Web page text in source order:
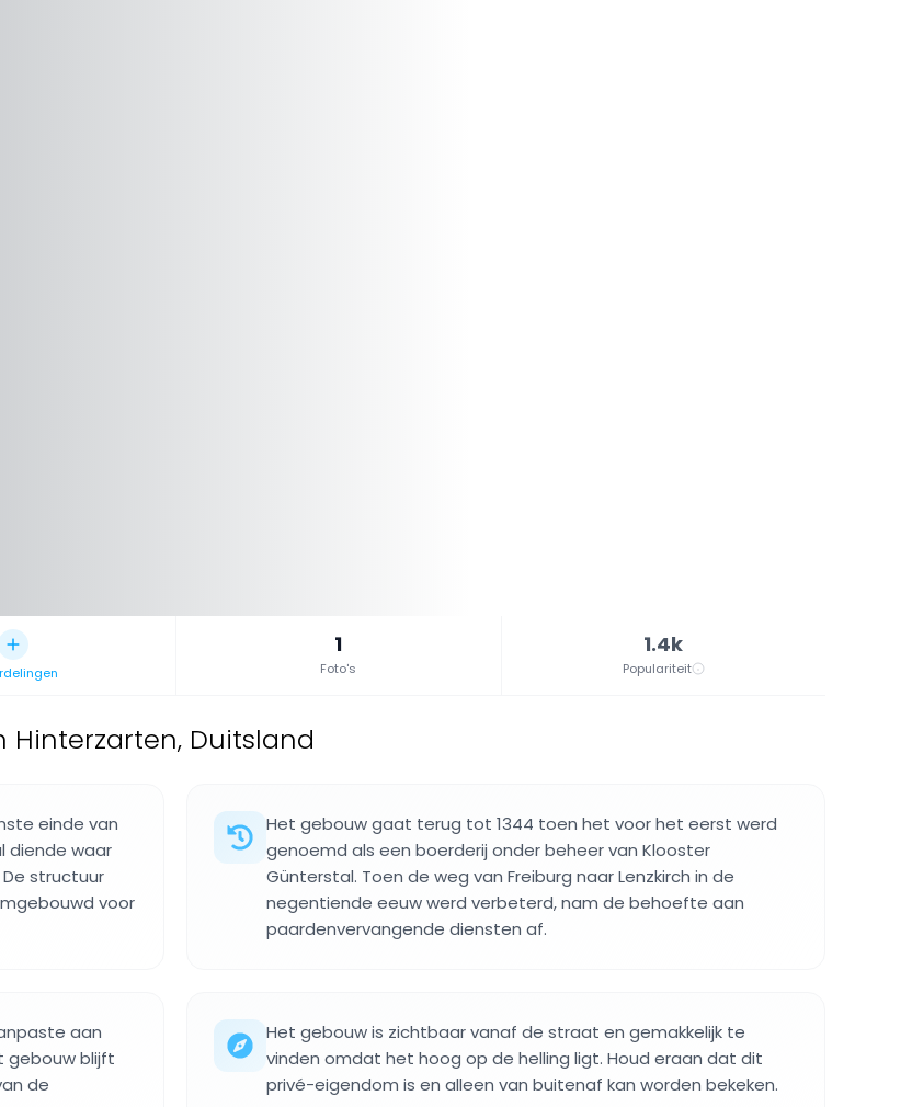
1
Foto's
1.4k
Populariteit
Hinterzarten, Duitsland
einde van
diende waar
structuur
voor
Het gebouw gaat terug tot 1344 toen het voor het eerst werd
genoemd als een boerderij onder beheer van Klooster
Günterstal. Toen de weg van Freiburg naar Lenzkirch in de
negentiende eeuw werd verbeterd, nam de behoefte aan
paardenvervangende diensten af.
aan
gebouw blijft
de
Het gebouw is zichtbaar vanaf de straat en gemakkelijk te
vinden omdat het hoog op de helling ligt. Houd eraan dat dit
privé-eigendom is en alleen van buitenaf kan worden bekeken.